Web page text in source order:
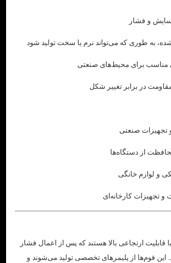
سایش و فشار
به طوری که می‌تواند نرم یا سخت تولید شود
مناسب برای محیط‌های صنعتی
در برابر تغییر شکل
تجهیزات صنعتی
از دستگاه‌ها
و لوازم خانگی
و تجهیزات کارخانه‌ای
قابلیت ارتجاعی بالا هستند که پس از اعمال فشار
این فوم‌ها از پلیمرهای تخصصی تولید می‌شوند و